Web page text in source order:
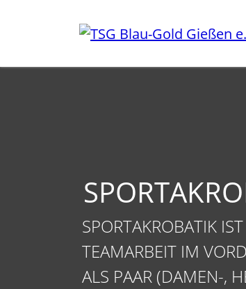
SPORTAKROBATIK
TEAMARBEIT IM
ALS PAAR (DAMEN-,